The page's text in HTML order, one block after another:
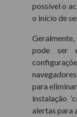
possível o
o início de
Geralmente,
pode ser
para
instalação
alertas para